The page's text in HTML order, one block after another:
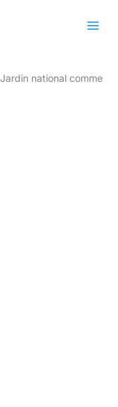
national comme